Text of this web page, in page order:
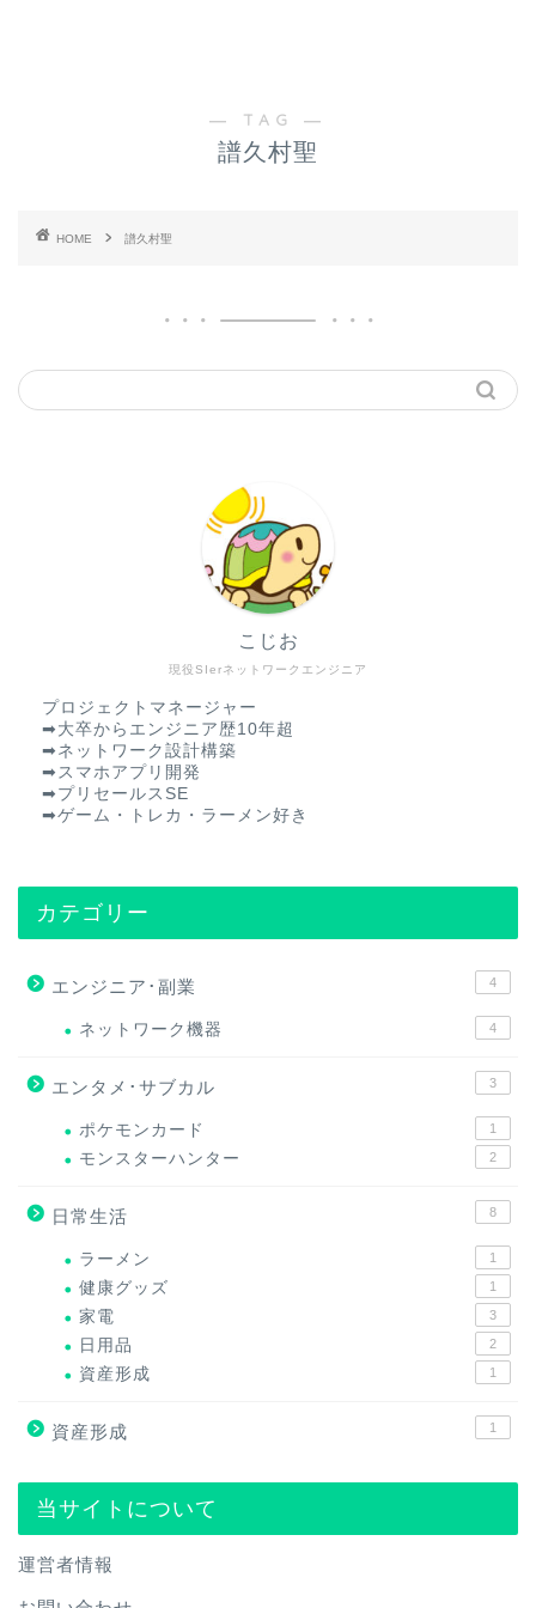
― TAG ―
譜久村聖
HOME 譜久村聖
現役SIerネットワークエンジニア
こじお
プロジェクトマネージャー
➡︎大卒からエンジニア歴10年超
➡︎ネットワーク設計構築
➡︎スマホアプリ開発
➡︎プリセールスSE
➡︎ゲーム・トレカ・ラーメン好き
カテゴリー
エンジニア･副業 4
ネットワーク機器 4
エンタメ･サブカル 3
ポケモンカード 1
モンスターハンター 2
日常生活 8
ラーメン 1
健康グッズ 1
家電 3
日用品 2
資産形成 1
資産形成 1
当サイトについて
運営者情報